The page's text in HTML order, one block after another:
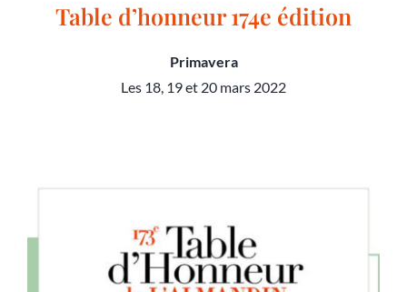
Table d’honneur 174e édition
Primavera
Les 18, 19 et 20 mars 2022